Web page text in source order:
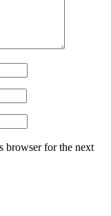
browser for the next